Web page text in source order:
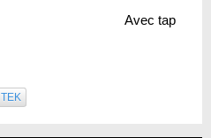
Avec tap
TEK